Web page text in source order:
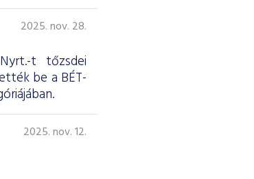
2025. nov. 28.
t tőzsdei
be a BÉT-
2025. nov. 12.